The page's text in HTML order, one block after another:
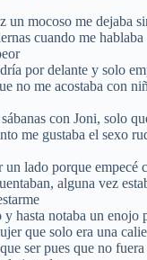
mocoso me dejaba
cuando me
por delante y solo
no me acostaba con
con Joni, solo
me gustaba el sexo
lado porque empecé
alguna vez
hasta notaba un enojo
que solo era una
ser pues que no fuera